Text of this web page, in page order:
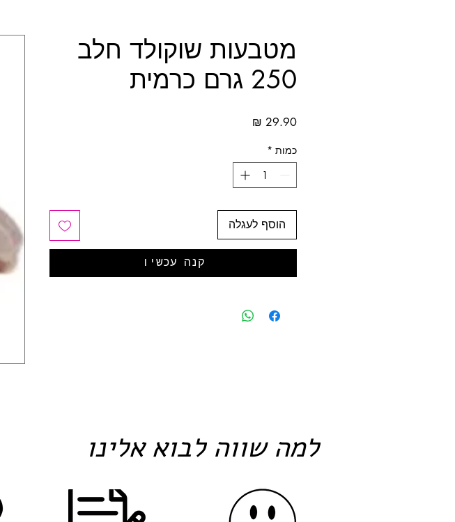
מטבעות שוקולד חלב
250 גרם כרמית
כמות *
הוסף לעגלה
קנה עכשיו
למה שווה לבוא אלינו